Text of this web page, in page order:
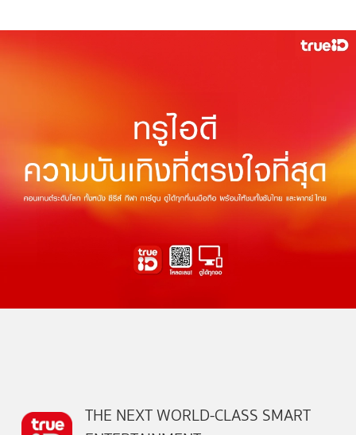
THE NEXT WORLD-CLASS SMART